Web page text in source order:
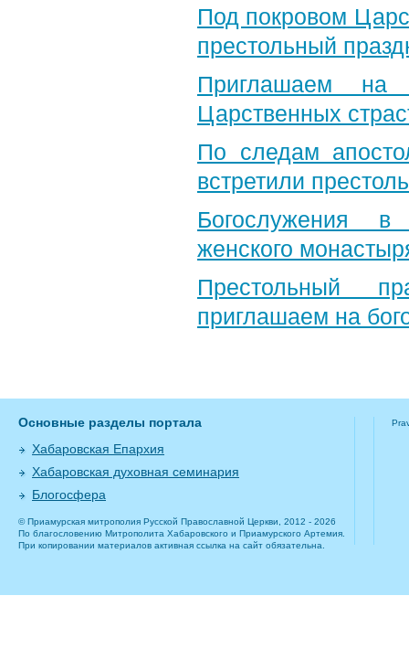
Под покровом
престольный
Приглашаем на
Царственных
По следам
встретили
Богослужения в
женского
Престольный
приглашаем на
Основные разделы портала
Хабаровская Епархия
Хабаровская духовная семинария
Блогосфера
© Приамурская митрополия Русской Православной Церкви, 2012 - 2026
По благословению Митрополита Хабаровского и Приамурского Артемия.
При копировании материалов активная ссылка на сайт обязательна.